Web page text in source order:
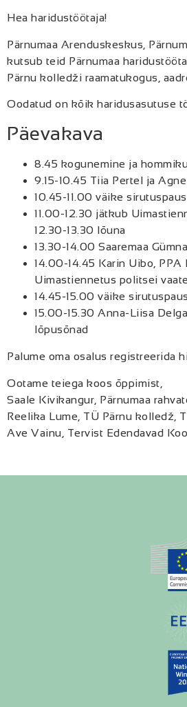
Hea haridustöötaja!
Pärnumaa Arenduskeskus,
kutsub teid Pärnumaa
Pärnu kolledži raamatukogus,
Oodatud on kõik haridusasutuse
Päevakava
8.45 kogunemine ja
9.15-10.45 Tiia Pertel ja
10.45-11.00 väike sirutuspaus
11.00-12.30 jätkub
12.30-13.30 lõuna
13.30-14.00 Saaremaa
14.00-14.45 Karin Uibo,
Uimastiennetus politsei
14.45-15.00 väike sirutuspaus
15.00-15.30 Anna-Liisa
lõpusõnad
Palume oma osalus registreerida
Ootame teiega koos õppimist,
Saale Kivikangur, Pärnumaa
Reelika Lume, TÜ Pärnu kolledž,
Ave Vainu, Tervist Edendavad